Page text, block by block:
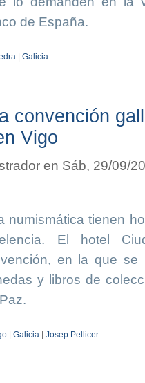
de España.
| Galicia
convención
Vigo
en Sáb, 29/09/
numismática tienen
El hotel
en la que se
y libros de
| Galicia | Josep Pellicer